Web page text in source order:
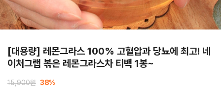
[대용량] 레몬그라스 100% 고혈압과 당뇨에 최고! 네
이처그랩 볶은 레몬그라스차 티백 1봉~
15,900원 38%